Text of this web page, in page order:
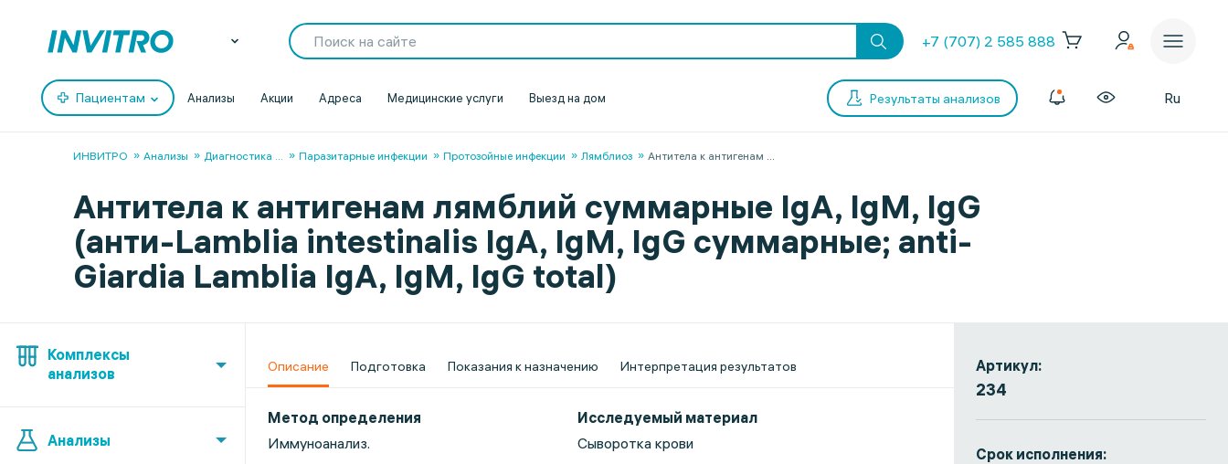
+7 (707) 2 585 888
Пациентам Анализы Акции Адреса Медицинские услуги Выезд на дом Результаты анализов Ru
ИНВИТРО Анализы Диагностика ... Паразитарные инфекции Протозойные инфекции Лямблиоз Антитела к антигенам ...
Антитела к антигенам лямблий суммарные IgA, IgM, IgG
(анти-Lamblia intestinalis IgA, IgM, IgG суммарные; anti-
Giardia Lamblia IgA, IgM, IgG total)
Комплексы
анализов
Анализы
Артикул:
234
Срок исполнения:
Описание Подготовка Показания к назначению Интерпретация результатов
Метод определения
Иммуноанализ.
Исследуемый материал
Сыворотка крови